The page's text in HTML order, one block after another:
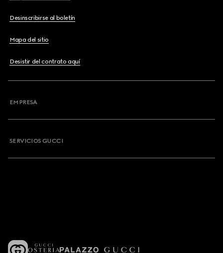
Desinscribirse al boletín
Mapa del sitio
Desistir del contrato aquí
EMPRESA
SERVICIOS GUCCI